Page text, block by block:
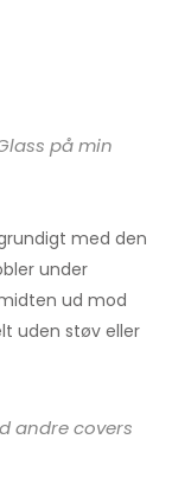
på min
med den
under
ud mod
uden støv eller
andre covers